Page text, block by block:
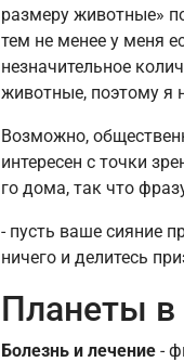
размеру животные»
тем не менее у меня
незначительное
животные, поэтому я
Возможно,
интересен с точки
го дома, так что
- пусть ваше сияние
ничего и делитесь
Планеты
Болезнь и лечение -